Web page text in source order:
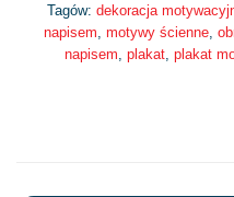
Tagów: dekoracja
napisem motywy ścienne
napisem plakat plakat